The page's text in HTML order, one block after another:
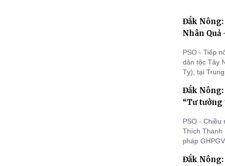
Đắk Nông:
Nhân Quả
PSO - Tiếp
dân tộc Tây
Tỵ), tại
“Luật Nhân
Đắk
“Tư tưởng
PSO - Chiều
Thích Thanh
pháp
Nguyên mở
Đắk Nông: